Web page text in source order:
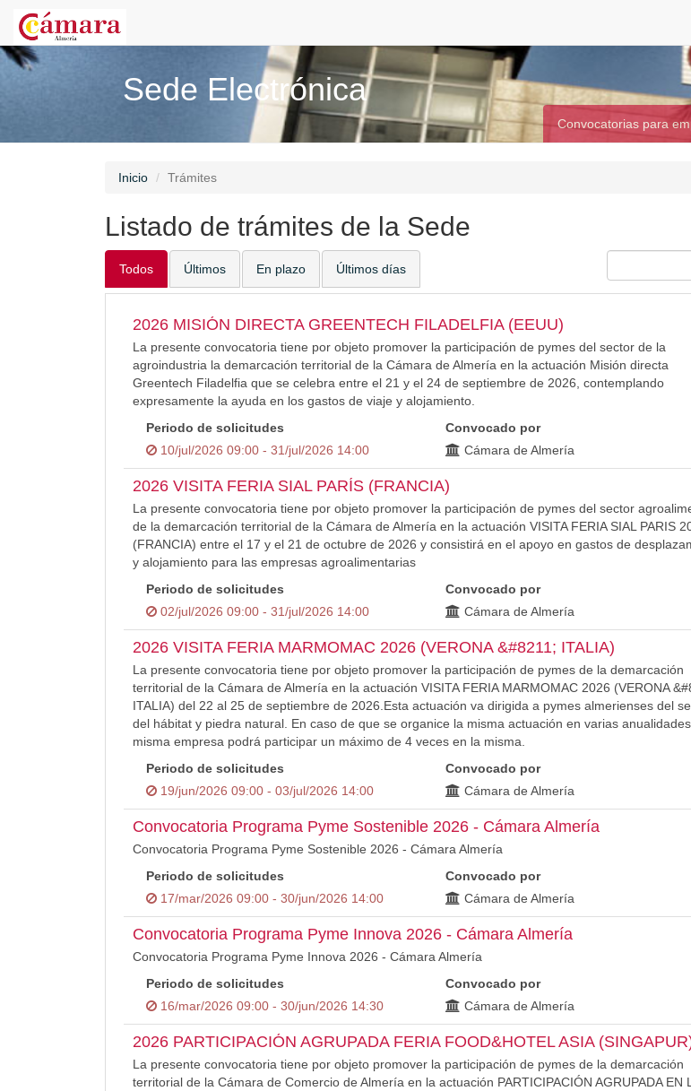
Sede Electrónica
Convocatorias para
Inicio Trámites
Listado de trámites de la Sede
Todos Últimos En plazo Últimos días
2026 MISIÓN DIRECTA GREENTECH FILADELFIA (EEUU)
La presente convocatoria tiene por objeto promover la participación de pymes del sector de la
agroindustria la demarcación territorial de la Cámara de Almería en la actuación Misión directa
Greentech Filadelfia que se celebra entre el 21 y el 24 de septiembre de 2026, contemplando
expresamente la ayuda en los gastos de viaje y alojamiento.
Periodo de solicitudes
10/jul/2026 09:00 - 31/jul/2026 14:00
Convocado por
Cámara de Almería
2026 VISITA FERIA SIAL PARÍS (FRANCIA)
La presente convocatoria tiene por objeto promover la participación de pymes del sector
de la demarcación territorial de la Cámara de Almería en la actuación VISITA FERIA SIAL PARIS
(FRANCIA) entre el 17 y el 21 de octubre de 2026 y consistirá en el apoyo en gastos de
y alojamiento para las empresas agroalimentarias
Periodo de solicitudes
02/jul/2026 09:00 - 31/jul/2026 14:00
Convocado por
Cámara de Almería
2026 VISITA FERIA MARMOMAC 2026 (VERONA &#8211; ITALIA)
La presente convocatoria tiene por objeto promover la participación de pymes de la demarcación
territorial de la Cámara de Almería en la actuación VISITA FERIA MARMOMAC 2026 (VERONA
ITALIA) del 22 al 25 de septiembre de 2026.Esta actuación va dirigida a pymes almerienses del
del hábitat y piedra natural. En caso de que se organice la misma actuación en varias
misma empresa podrá participar un máximo de 4 veces en la misma.
Periodo de solicitudes
19/jun/2026 09:00 - 03/jul/2026 14:00
Convocado por
Cámara de Almería
Convocatoria Programa Pyme Sostenible 2026 - Cámara Almería
Convocatoria Programa Pyme Sostenible 2026 - Cámara Almería
Periodo de solicitudes
17/mar/2026 09:00 - 30/jun/2026 14:00
Convocado por
Cámara de Almería
Convocatoria Programa Pyme Innova 2026 - Cámara Almería
Convocatoria Programa Pyme Innova 2026 - Cámara Almería
Periodo de solicitudes
16/mar/2026 09:00 - 30/jun/2026 14:30
Convocado por
Cámara de Almería
2026 PARTICIPACIÓN AGRUPADA FERIA FOOD&HOTEL ASIA
La presente convocatoria tiene por objeto promover la participación de pymes de la demarcación
territorial de la Cámara de Comercio de Almería en la actuación PARTICIPACIÓN AGRUPADA EN